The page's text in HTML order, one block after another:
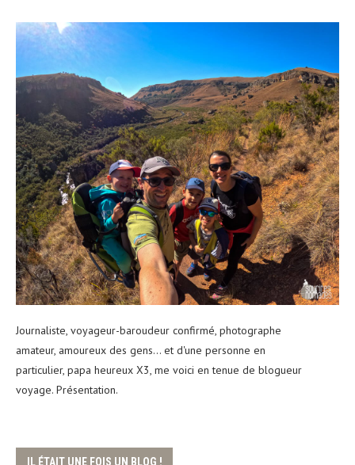
Journaliste, voyageur-baroudeur confirmé, photographe
amateur, amoureux des gens... et d'une personne en
particulier, papa heureux X3, me voici en tenue de blogueur
voyage. Présentation.
IL ÉTAIT UNE FOIS UN BLOG !